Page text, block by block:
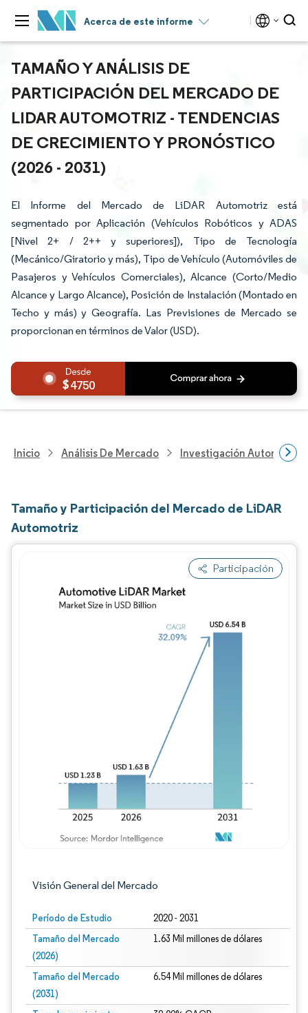
Acerca de este informe
TAMAÑO Y ANÁLISIS DE
PARTICIPACIÓN DEL MERCADO DE
LIDAR AUTOMOTRIZ - TENDENCIAS
DE CRECIMIENTO Y PRONÓSTICO
(2026 - 2031)
El Informe del Mercado de LiDAR Automotriz está
segmentado por Aplicación (Vehículos Robóticos y ADAS
[Nivel 2+ / 2++ y superiores]), Tipo de Tecnología
(Mecánico/Giratorio y más), Tipo de Vehículo (Automóviles de
Pasajeros y Vehículos Comerciales), Alcance (Corto/Medio
Alcance y Largo Alcance), Posición de Instalación (Montado en
Techo y más) y Geografía. Las Previsiones de Mercado se
proporcionan en términos de Valor (USD).
4750
Inicio Análisis De Mercado Investigación Automotriz
Tamaño y Participación del Mercado de LiDAR
Automotriz
Participación
Visión General del Mercado
Período de Estudio 2020 - 2031
Tamaño del Mercado
(2026)
1.63 Mil millones de dólares
Tamaño del Mercado
(2031)
6.54 Mil millones de dólares
Imagen © Mordor Intelligence. El uso